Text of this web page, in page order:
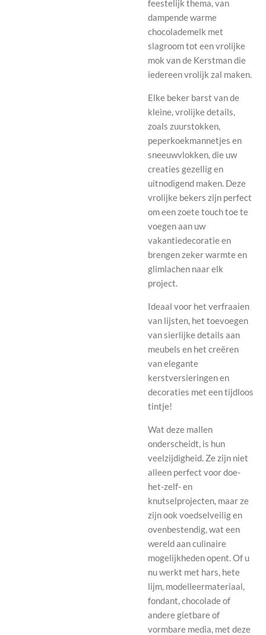
feestelijk thema, van
dampende warme
chocolademelk met
slagroom tot een vrolijke
mok van de Kerstman die
iedereen vrolijk zal maken.
Elke beker barst van de
kleine, vrolijke details,
zoals zuurstokken,
peperkoekmannetjes en
sneeuwvlokken, die uw
creaties gezellig en
uitnodigend maken. Deze
vrolijke bekers zijn perfect
om een ​​zoete touch toe te
voegen aan uw
vakantiedecoratie en
brengen zeker warmte en
glimlachen naar elk
project.
Ideaal voor het verfraaien
van lijsten, het toevoegen
van sierlijke details aan
meubels en het creëren
van elegante
kerstversieringen en
decoraties met een tijdloos
tintje!
Wat deze mallen
onderscheidt, is hun
veelzijdigheid. Ze zijn niet
alleen perfect voor doe-
het-zelf- en
knutselprojecten, maar ze
zijn ook voedselveilig en
ovenbestendig, wat een
wereld aan culinaire
mogelijkheden opent. Of u
nu werkt met hars, hete
lijm, modelleermateriaal,
fondant, chocolade of
andere gietbare of
vormbare media, met deze